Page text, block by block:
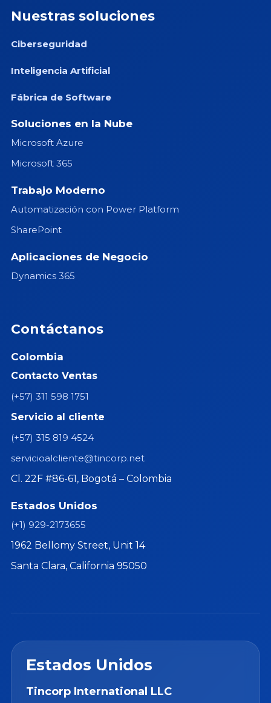
Nuestras soluciones
Ciberseguridad
Inteligencia Artificial
Fábrica de Software
Soluciones en la Nube
Microsoft Azure
Microsoft 365
Trabajo Moderno
Automatización con Power Platform
SharePoint
Aplicaciones de Negocio
Dynamics 365
Contáctanos
Colombia
Contacto Ventas
(+57) 311 598 1751
Servicio al cliente
(+57) 315 819 4524
servicioalcliente@tincorp.net
Cl. 22F #86-61, Bogotá – Colombia
Estados Unidos
(+1) 929-2173655
1962 Bellomy Street, Unit 14
Santa Clara, California 95050
Estados Unidos
Tincorp International LLC